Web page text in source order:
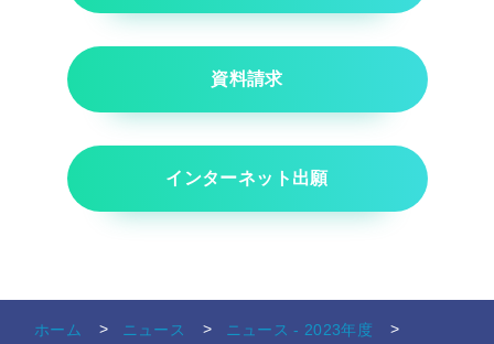
資料請求
インターネット出願
ホーム ニュース
ニュース - 2023年度